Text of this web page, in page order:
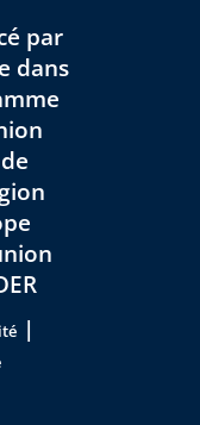
par
dans
|